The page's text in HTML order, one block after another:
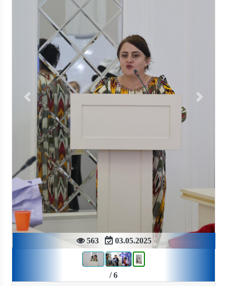
563 03.05.2025
Previous Next
/ 6